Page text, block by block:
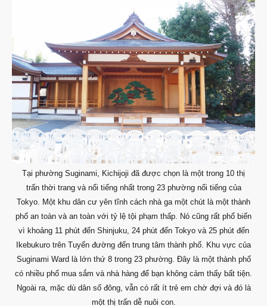
Tại phường Suginami, Kichijoji đã được chọn là một trong 10 thị
trấn thời trang và nổi tiếng nhất trong 23 phường nổi tiếng của
Tokyo. Một khu dân cư yên tĩnh cách nhà ga một chút là một thành
phố an toàn và an toàn với tỷ lệ tội phạm thấp. Nó cũng rất phổ biến
vì khoảng 11 phút đến Shinjuku, 24 phút đến Tokyo và 25 phút đến
Ikebukuro trên Tuyến đường đến trung tâm thành phố. Khu vực của
Suginami Ward là lớn thứ 8 trong 23 phường. Đây là một thành phố
có nhiều phố mua sắm và nhà hàng để bạn không cảm thấy bất tiện.
Ngoài ra, mặc dù dân số đông, vẫn có rất ít trẻ em chờ đợi và đó là
một thị trấn dễ nuôi con.